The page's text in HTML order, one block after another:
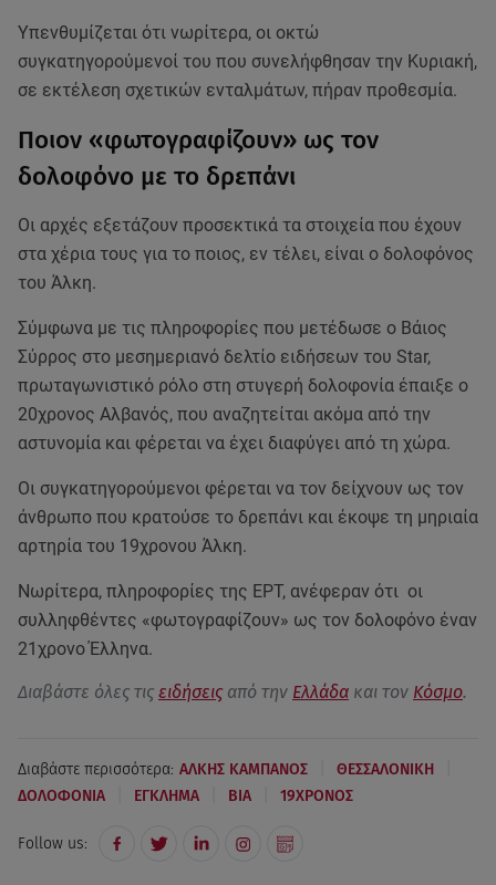
Υπενθυμίζεται ότι νωρίτερα, οι οκτώ
συγκατηγορούμενοί του που συνελήφθησαν την Κυριακή,
σε εκτέλεση σχετικών ενταλμάτων, πήραν προθεσμία.
Ποιον «φωτογραφίζουν» ως τον
δολοφόνο με το δρεπάνι
Οι αρχές εξετάζουν προσεκτικά τα στοιχεία που έχουν
στα χέρια τους για το ποιος, εν τέλει, είναι ο δολοφόνος
του Άλκη.
Σύμφωνα με τις πληροφορίες που μετέδωσε ο Βάιος
Σύρρος στο μεσημεριανό δελτίο ειδήσεων του Star,
πρωταγωνιστικό ρόλο στη στυγερή δολοφονία έπαιξε ο
20χρονος Αλβανός, που αναζητείται ακόμα από την
αστυνομία και φέρεται να έχει διαφύγει από τη χώρα.
Οι συγκατηγορούμενοι φέρεται να τον δείχνουν ως τον
άνθρωπο που κρατούσε το δρεπάνι και έκοψε τη μηριαία
αρτηρία του 19χρονου Άλκη.
Νωρίτερα, πληροφορίες της ΕΡΤ, ανέφεραν ότι οι
συλληφθέντες «φωτογραφίζουν» ως τον δολοφόνο έναν
21χρονο Έλληνα.
Διαβάστε όλες τις ειδήσεις από την Ελλάδα και τον Κόσμο.
Διαβάστε περισσότερα: ΑΛΚΗΣ ΚΑΜΠΑΝΟΣ ΘΕΣΣΑΛΟΝΙΚΗ
ΔΟΛΟΦΟΝΙΑ ΕΓΚΛΗΜΑ ΒΙΑ 19ΧΡΟΝΟΣ
Follow us: